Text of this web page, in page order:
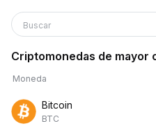
Buscar
Criptomonedas de mayor
Moneda
Bitcoin
BTC